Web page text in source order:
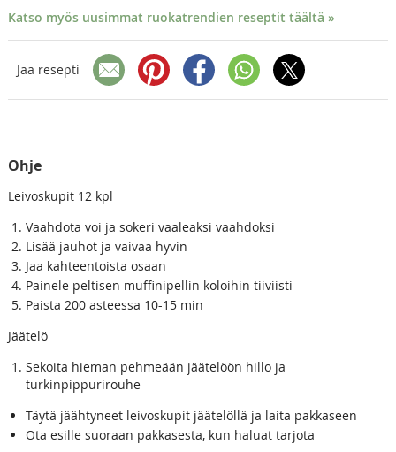
Katso myös uusimmat ruokatrendien reseptit täältä »
Jaa resepti
Ohje
Leivoskupit 12 kpl
Vaahdota voi ja sokeri vaaleaksi vaahdoksi
Lisää jauhot ja vaivaa hyvin
Jaa kahteentoista osaan
Painele peltisen muffinipellin koloihin tiiviisti
Paista 200 asteessa 10-15 min
Jäätelö
Sekoita hieman pehmeään jäätelöön hillo ja
turkinpippurirouhe
Täytä jäähtyneet leivoskupit jäätelöllä ja laita pakkaseen
Ota esille suoraan pakkasesta, kun haluat tarjota